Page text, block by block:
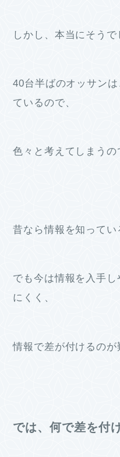
しかし、本当にそうで
40台半ばのオッサン
ているので、
色々と考えてしまう
昔なら情報を知って
でも今は情報を入手
にくく、
情報で差が付けるの
では、何で差を付